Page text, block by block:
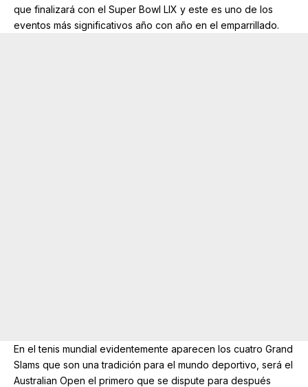
que finalizará con el Super Bowl LIX y este es uno de los
eventos más significativos año con año en el emparrillado.
En el tenis mundial evidentemente aparecen los cuatro Grand
Slams que son una tradición para el mundo deportivo, será el
Australian Open el primero que se dispute para después